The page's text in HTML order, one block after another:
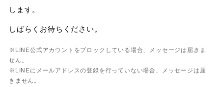
します。
しばらくお待ちください。
※LINE公式アカウントをブロックしている場合、メッセージは届きま
せん。
※LINEにメールアドレスの登録を行っていない場合、メッセージは届
きません。